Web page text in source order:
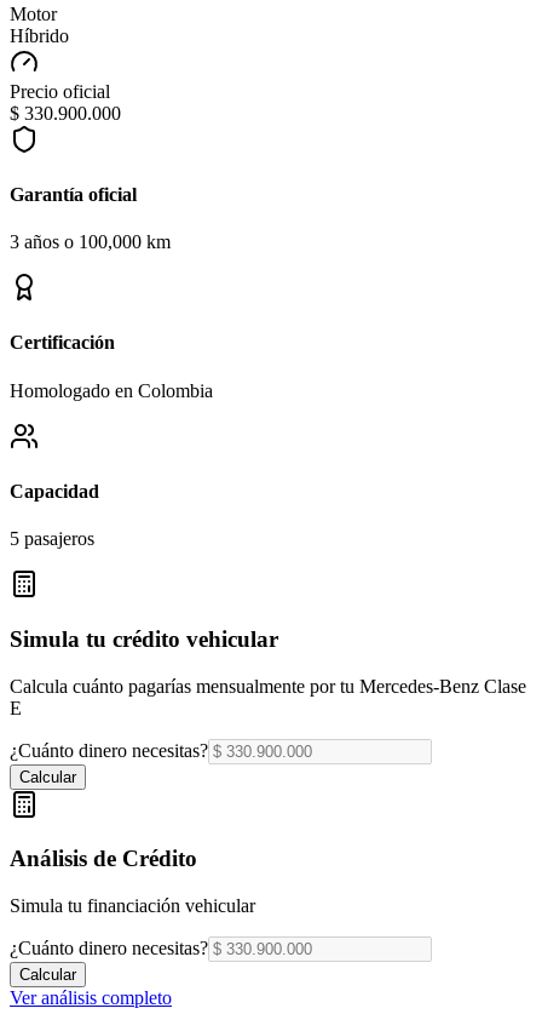
Motor
Híbrido
Precio oficial
$ 330.900.000
Garantía oficial
3 años o 100,000 km
Certificación
Homologado en Colombia
Capacidad
5 pasajeros
Simula tu crédito vehicular
Calcula cuánto pagarías mensualmente por tu Mercedes-Benz Clase
E
¿Cuánto dinero necesitas?
Calcular
Análisis de Crédito
Simula tu financiación vehicular
¿Cuánto dinero necesitas?
Calcular
Ver análisis completo